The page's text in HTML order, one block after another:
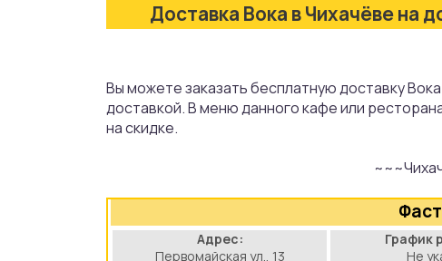
Доставка Вока в Чихачёве на
Вы можете заказать бесплатную доставку
доставкой. В меню данного кафе или
на скидке.
Адрес:
Первомайская ул., 13
График
Не